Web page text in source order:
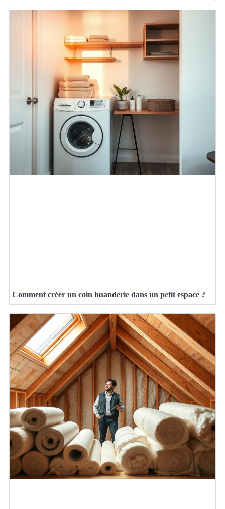
Comment créer un coin buanderie dans un petit espace ?